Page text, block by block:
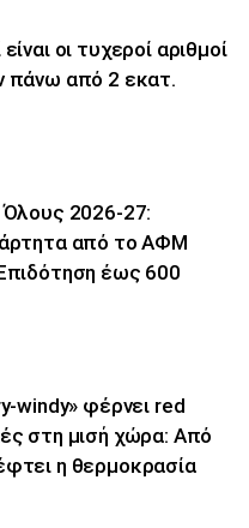
οι τυχεροί αριθμοί
πάνω από 2 εκατ.
Όλους 2026-27:
από το ΑΦΜ
έως 600
windy» φέρνει red
στη μισή χώρα: Από
η θερμοκρασία